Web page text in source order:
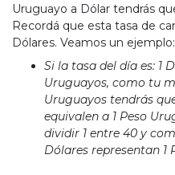
Uruguayo a Dólar tendrás
Recordá que esta tasa de
Dólares. Veamos un ejemplo:
Si la tasa del día es: 1
Uruguayos, como tu
Uruguayos tendrás
equivalen a 1 Peso
dividir 1 entre 40 y
Dólares representan 1